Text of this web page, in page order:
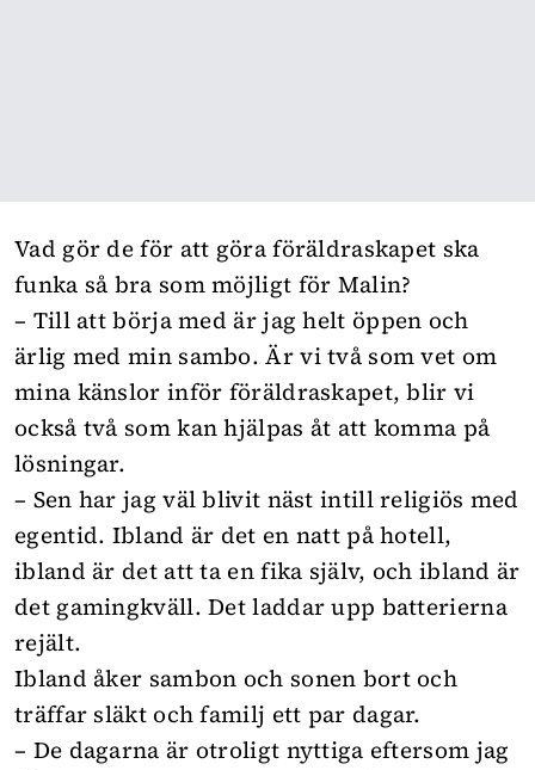
Vad gör de för att göra föräldraskapet ska
funka så bra som möjligt för Malin?
– Till att börja med är jag helt öppen och
ärlig med min sambo. Är vi två som vet om
mina känslor inför föräldraskapet, blir vi
också två som kan hjälpas åt att komma på
lösningar.
– Sen har jag väl blivit näst intill religiös med
egentid. Ibland är det en natt på hotell,
ibland är det att ta en fika själv, och ibland är
det gamingkväll. Det laddar upp batterierna
rejält.
Ibland åker sambon och sonen bort och
träffar släkt och familj ett par dagar.
– De dagarna är otroligt nyttiga eftersom jag